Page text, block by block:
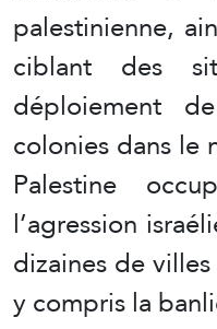
palestinienne,
ciblant des
déploiement
colonies dans le
Palestine
l’agression
dizaines de
y compris la